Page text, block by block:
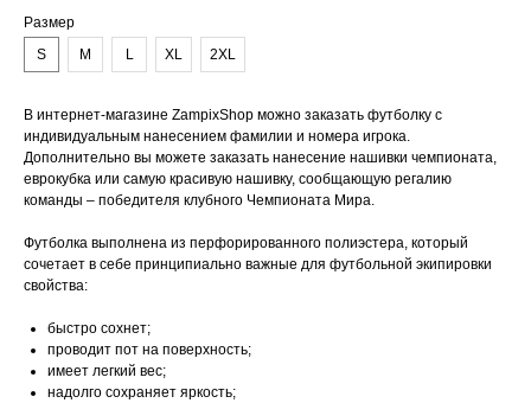
Размер
S
M L XL 2XL
В интернет-магазине ZampixShop можно заказать футболку с
индивидуальным нанесением фамилии и номера игрока.
Дополнительно вы можете заказать нанесение нашивки чемпионата,
еврокубка или самую красивую нашивку, сообщающую регалию
команды – победителя клубного Чемпионата Мира.
Футболка выполнена из перфорированного полиэстера, который
сочетает в себе принципиально важные для футбольной экипировки
свойства:
быстро сохнет;
проводит пот на поверхность;
имеет легкий вес;
надолго сохраняет яркость;